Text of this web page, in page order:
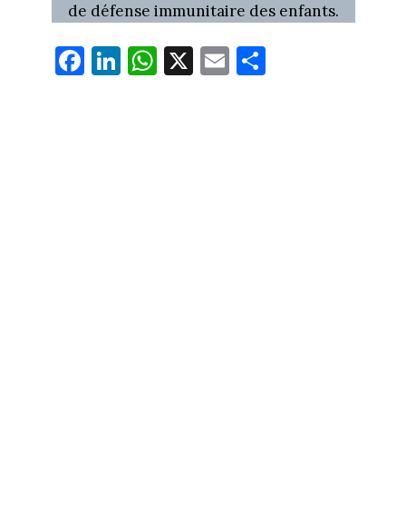
de défense immunitaire des enfants.
Fa
ce
Li
nk
W
ha
X E
m
Pa